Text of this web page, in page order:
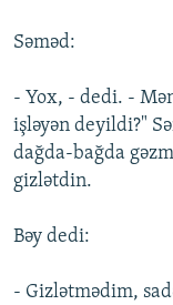
Səməd:
- Yox, - dedi. -
işləyən deyildi?"
dağda-bağda
gizlətdin.
Bəy dedi:
- Gizlətmədim,